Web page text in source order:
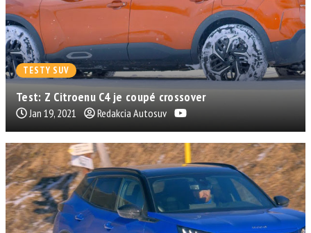
TESTY SUV
Test: Z Citroenu C4 je coupé crossover
Jan 19, 2021 Redakcia Autosuv